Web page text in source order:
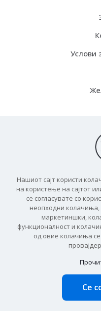
Услови
Како
© 2026 Баукит
Нашиот сајт користи
на користење на сајтот
се согласувате со
неопходни колачиња,
маркетиншки,
функционалност и
од овие колачиња
Се